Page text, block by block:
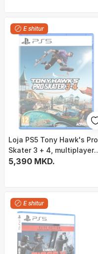
E shitur
Loja PS5 Tony Hawk's Pro
Skater 3 + 4, multiplayer
online
5,390 MKD.
E shitur